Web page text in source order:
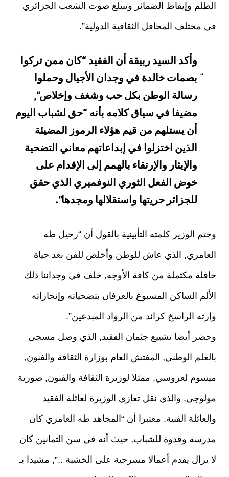
الظلم وإيقاظ الضمائر وتبيلغ صوت الشعب الجزائري
في مختلف المحافل الثقافية الدولية”.
وأكد السيد ربيقة أن الفقيد “كان ممن تركوا
بصمات خالدة في وجدان الأجيال وحملوا
رسالة الوطن بكل حب وشغف وإخلاص”,
مضيفا في سياق كلامه بأنه “حق لشباب اليوم
أن يستلهم من قيم هؤلاء الرموز المضيئة
الذين اختزلوا في إبداعاتهم معاني التضحية
والإيثار والإرتقاء بالهمم إلى الإقدام على
خوض الفعل الثوري النوفمبري الذي حقق
للجزائر حريتها واستقلالها ومجدها”.
وختم الوزير كلمته التأبينية بالقول أن “رحيل طه
العامري, الذي عاش للوطن وأخلص للفن بعد حياة
حافلة مكتملة من كافة الأوجه, خلف في وجداننا ذلك
الألم الساكن المسبوغ بالعرفان بتضحياته وإنجازاته
وإرثه الراسخ كرائد من الرواد المبدعين”.
وحضر أيضا تشييع جثمان الفقيد, الذي وصل مسجى
بالعلم الوطني, المفتش العام بوزارة الثقافة والفنون,
ميسوم لعروسي, ممثلا لوزيرة الثقافة والفنون, صورية
مولوجي, والذي نقل تعازي الوزيرة لعائلة الفقيد
والعائلة الفنية, معتبرا أن “المجاهد طه العامري كان
مدرسة وقدوة للشباب, حيث أنه في سن الثمانين كان
لا يزال يقدم أعمالا مسرحية على الخشبة ..”, مشيدا بـ